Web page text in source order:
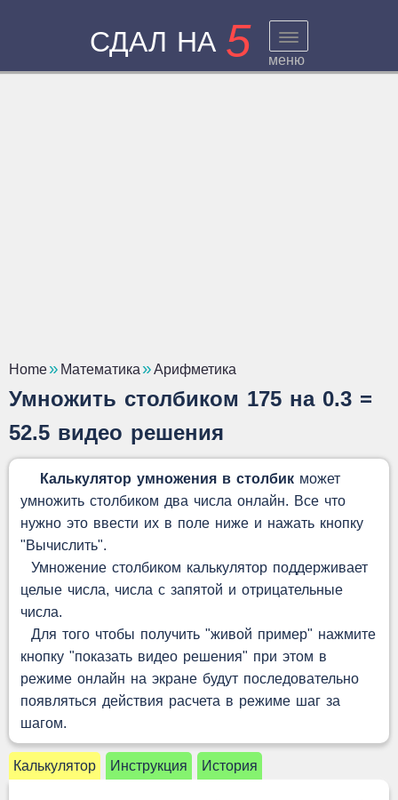
СДАЛ НА 5 меню
Home Математика Арифметика
Умножить столбиком 175 на 0.3 =
52.5 видео решения
Калькулятор умножения в столбик может
умножить столбиком два числа онлайн. Все что
нужно это ввести их в поле ниже и нажать кнопку
"Вычислить".
Умножение столбиком калькулятор поддерживает
целые числа, числа с запятой и отрицательные
числа.
Для того чтобы получить "живой пример" нажмите
кнопку "показать видео решения" при этом в
режиме онлайн на экране будут последовательно
появляться действия расчета в режиме шаг за
шагом.
Калькулятор Инструкция История